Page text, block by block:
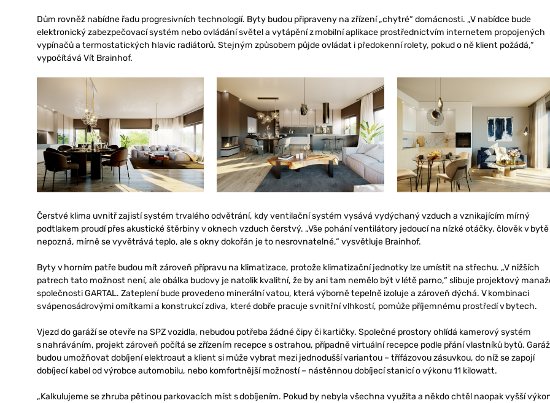
Dům rovněž nabídne řadu progresivních technologií. Byty budou připraveny na zřízení „chytré“ domácnosti. „V nabídce bude
elektronický zabezpečovací systém nebo ovládání světel a vytápění z mobilní aplikace prostřednictvím internetem propojených
vypínačů a termostatických hlavic radiátorů. Stejným způsobem půjde ovládat i předokenní rolety, pokud o ně klient požádá,“
vypočítává Vít Brainhof.
Čerstvé klima uvnitř zajistí systém trvalého odvětrání, kdy ventilační systém vysává vydýchaný vzduch a vznikajícím mírný
podtlakem proudí přes akustické štěrbiny v oknech vzduch čerstvý. „Vše pohání ventilátory jedoucí na nízké otáčky, člověk v
nepozná, mírně se vyvětrává teplo, ale s okny dokořán je to nesrovnatelné,“ vysvětluje Brainhof.
Byty v horním patře budou mít zároveň přípravu na klimatizace, protože klimatizační jednotky lze umístit na střechu. „V nižších
patrech tato možnost není, ale obálka budovy je natolik kvalitní, že by ani tam nemělo být v létě parno,“ slibuje projektový
společnosti GARTAL. Zateplení bude provedeno minerální vatou, která výborně tepelně izoluje a zároveň dýchá. V kombinaci
s vápenosádrovými omítkami a konstrukcí zdiva, které dobře pracuje s vnitřní vlhkostí, pomůže příjemnému prostředí v bytech.
Vjezd do garáží se otevře na SPZ vozidla, nebudou potřeba žádné čipy či kartičky. Společné prostory ohlídá kamerový systém
s nahráváním, projekt zároveň počítá se zřízením recepce s ostrahou, případně virtuální recepce podle přání vlastníků bytů.
budou umožňovat dobíjení elektroaut a klient si může vybrat mezi jednodušší variantou – třífázovou zásuvkou, do níž se zapojí
dobíjecí kabel od výrobce automobilu, nebo komfortnější možností – nástěnnou dobíjecí stanicí o výkonu 11 kilowatt.
„Kalkulujeme se zhruba pětinou parkovacích míst s dobíjením. Pokud by nebyla všechna využita a někdo chtěl naopak vyšší